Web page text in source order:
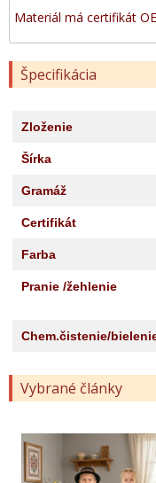
Materiál má certifikát
Špecifikácia
Zloženie
Šírka
Gramáž
Certifikát
Farba
Pranie /žehlenie
Chem.čistenie/
Vybrané články